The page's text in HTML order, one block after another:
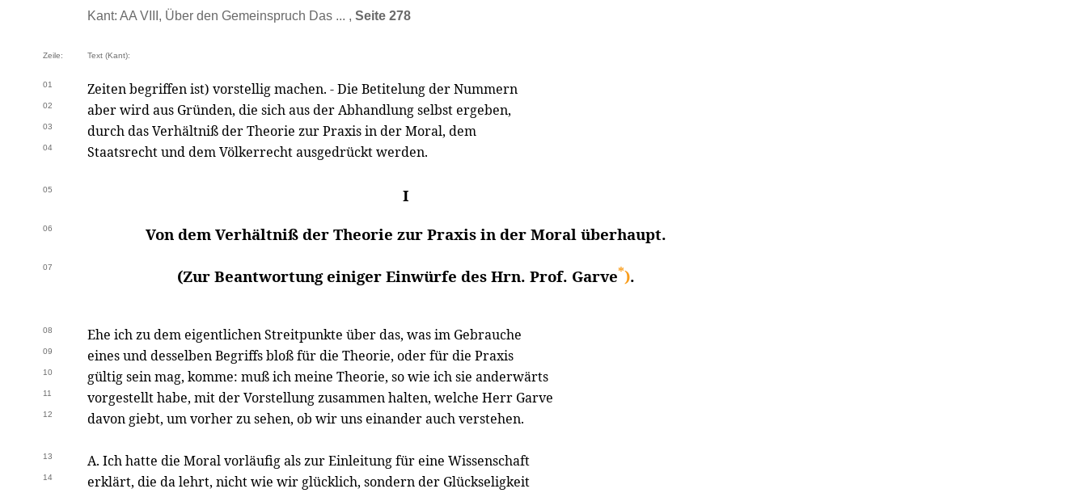
Kant: AA VIII, Über den Gemeinspruch Das ... , Seite 278
Zeile: Text (Kant):
01 Zeiten begriffen ist) vorstellig machen. - Die Betitelung der Nummern
02 aber wird aus Gründen, die sich aus der Abhandlung selbst ergeben,
03 durch das Verhältniß der Theorie zur Praxis in der Moral, dem
04 Staatsrecht und dem Völkerrecht ausgedrückt werden.
05 I
06 Von dem Verhältniß der Theorie zur Praxis in der Moral überhaupt.
07 (Zur Beantwortung einiger Einwürfe des Hrn. Prof. Garve*).
08 Ehe ich zu dem eigentlichen Streitpunkte über das, was im Gebrauche
09 eines und desselben Begriffs bloß für die Theorie, oder für die Praxis
10 gültig sein mag, komme: muß ich meine Theorie, so wie ich sie anderwärts
11 vorgestellt habe, mit der Vorstellung zusammen halten, welche Herr Garve
12 davon giebt, um vorher zu sehen, ob wir uns einander auch verstehen.
13 A. Ich hatte die Moral vorläufig als zur Einleitung für eine Wissenschaft
14 erklärt, die da lehrt, nicht wie wir glücklich, sondern der Glückseligkeit